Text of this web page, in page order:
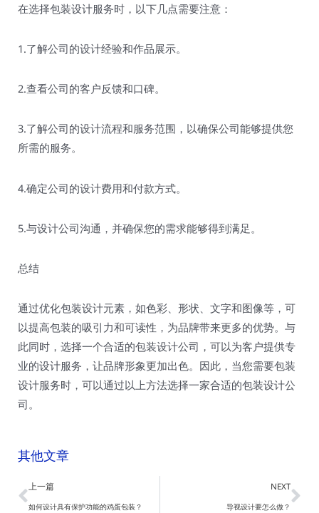
在选择包装设计服务时，以下几点需要注意：
1.了解公司的设计经验和作品展示。
2.查看公司的客户反馈和口碑。
3.了解公司的设计流程和服务范围，以确保公司能够提供您
所需的服务。
4.确定公司的设计费用和付款方式。
5.与设计公司沟通，并确保您的需求能够得到满足。
总结
通过优化包装设计元素，如色彩、形状、文字和图像等，可
以提高包装的吸引力和可读性，为品牌带来更多的优势。与
此同时，选择一个合适的包装设计公司，可以为客户提供专
业的设计服务，让品牌形象更加出色。因此，当您需要包装
设计服务时，可以通过以上方法选择一家合适的包装设计公
司。
其他文章
Prev
上一篇
如何设计具有保护功能的鸡蛋包装？
NEXT
导视设计要怎么做？